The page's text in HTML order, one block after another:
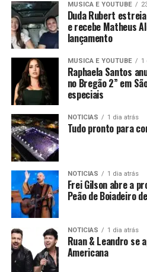
MUSICA E YOUTUBE
Duda Rubert
e recebe Matheus
lançamento
MUSICA E YOUTUBE 1
Raphaela Santos
no Bregão 2” em
especiais
NOTICIAS 1 dia atrás
Tudo pronto para
NOTICIAS 1 dia atrás
Frei Gilson abre a
Peão de Boiadeiro
NOTICIAS 1 dia atrás
Ruan & Leandro se
Americana